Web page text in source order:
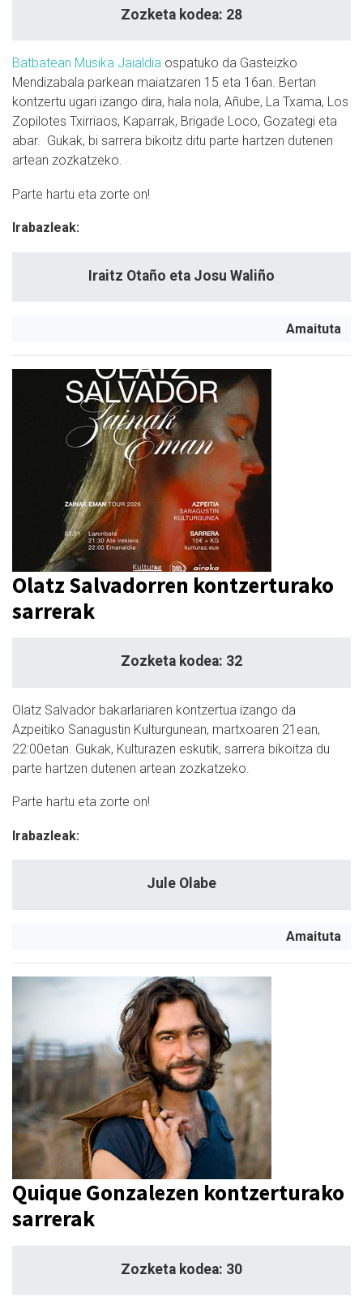
Zozketa kodea: 28
Batbatean Musika Jaialdia ospatuko da Gasteizko
Mendizabala parkean maiatzaren 15 eta 16an. Bertan
kontzertu ugari izango dira, hala nola, Añube, La Txama, Los
Zopilotes Txirriaos, Kaparrak, Brigade Loco, Gozategi eta
abar. Gukak, bi sarrera bikoitz ditu parte hartzen dutenen
artean zozkatzeko.
Parte hartu eta zorte on!
Irabazleak:
Iraitz Otaño eta Josu Waliño
Amaituta
Olatz Salvadorren kontzerturako
sarrerak
Zozketa kodea: 32
Olatz Salvador bakarlariaren kontzertua izango da
Azpeitiko Sanagustin Kulturgunean, martxoaren 21ean,
22:00etan. Gukak, Kulturazen eskutik, sarrera bikoitza du
parte hartzen dutenen artean zozkatzeko.
Parte hartu eta zorte on!
Irabazleak:
Jule Olabe
Amaituta
Quique Gonzalezen kontzerturako
sarrerak
Zozketa kodea: 30